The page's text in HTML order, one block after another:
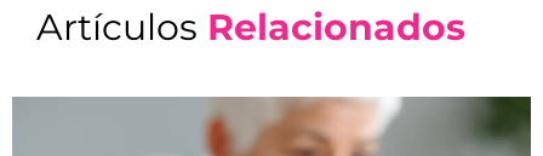
Artículos Relacionados